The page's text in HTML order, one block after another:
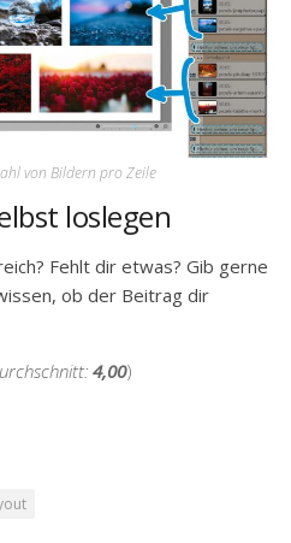
von Bildern pro Zeile
loslegen
Fehlt dir etwas? Gib gerne
ob der Beitrag dir
4,00)